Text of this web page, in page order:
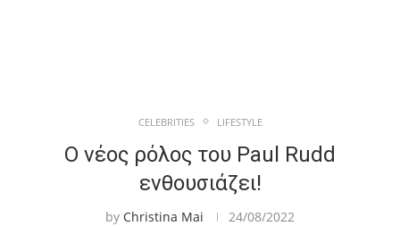
CELEBRITIES LIFESTYLE
Ο νέος ρόλος του Paul Rudd
ενθουσιάζει!
by Christina Mai 24/08/2022